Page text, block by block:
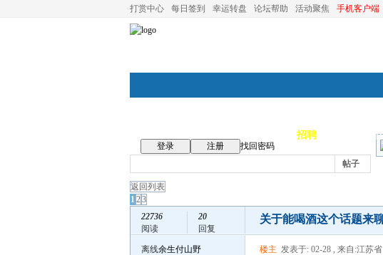
打赏中心 每日签到 幸运转盘 论坛帮助 活动聚焦 手机客户端
招聘
登录 注册
找回密码
帖子
返回列表
123
22736
阅读
20
回复
关于能喝酒这个话题来
离线余生付山野 楼主 发表于: 02-28 , 来自:江苏省